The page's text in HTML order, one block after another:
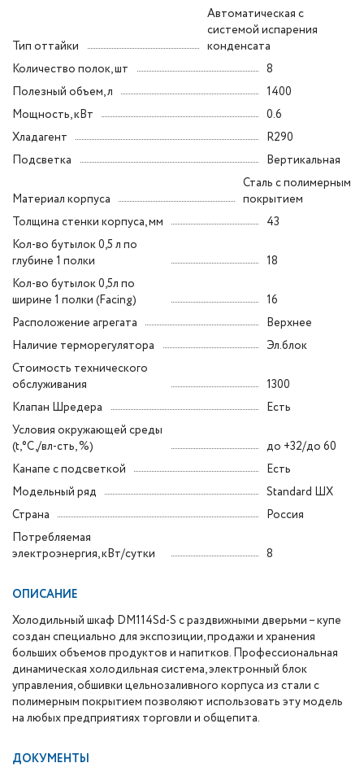
Тип оттайки
Автоматическая с
системой испарения
конденсата
Количество полок, шт
8
Полезный объем, л
1400
Мощность, кВт
0.6
Хладагент
R290
Подсветка
Вертикальная
Материал корпуса
Сталь с полимерным
покрытием
Толщина стенки корпуса, мм
43
Кол-во бутылок 0,5 л по
глубине 1 полки
18
Кол-во бутылок 0,5л по
ширине 1 полки (Facing)
16
Расположение агрегата
Верхнее
Наличие терморегулятора
Эл.блок
Стоимость технического
обслуживания
1300
Клапан Шредера
Есть
Условия окружающей среды
(t,°C,/вл-сть, %)
до +32/до 60
Канапе с подсветкой
Есть
Модельный ряд
Standard ШХ
Страна
Россия
Потребляемая
электроэнергия, кВт/сутки
8
ОПИСАНИЕ
Холодильный шкаф DM114Sd-S с раздвижными дверьми – купе
создан специально для экспозиции, продажи и хранения
больших объемов продуктов и напитков. Профессиональная
динамическая холодильная система, электронный блок
управления, обшивки цельнозаливного корпуса из стали с
полимерным покрытием позволяют использовать эту модель
на любых предприятиях торговли и общепита.
ДОКУМЕНТЫ